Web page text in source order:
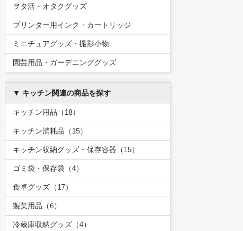
ヲタ活・オタクグッズ
プリンター用インク・カートリッジ
ミニチュアグッズ・撮影小物
園芸用品・ガーデニンググッズ
▼ キッチン関連の商品を探す
キッチン用品（18）
キッチン消耗品（15）
キッチン収納グッズ・保存容器（15）
ゴミ袋・保存袋（4）
食卓グッズ（17）
製菓用品（6）
冷蔵庫収納グッズ（4）